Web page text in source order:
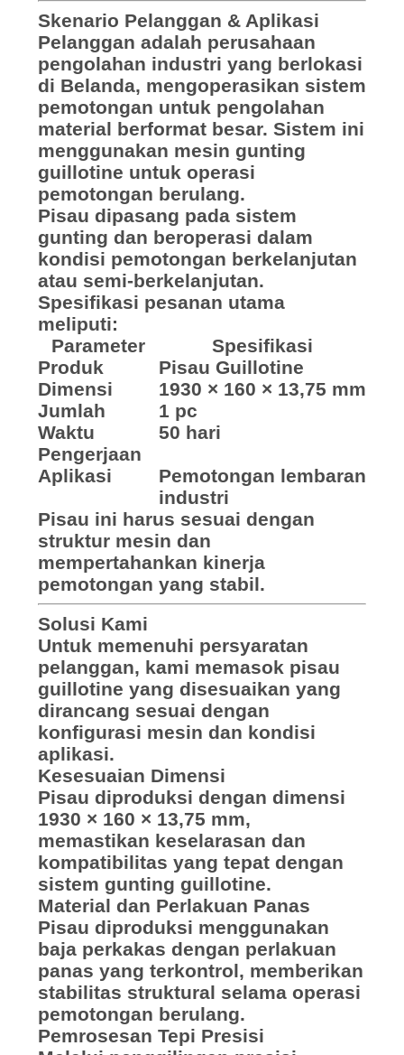
Skenario Pelanggan & Aplikasi
Pelanggan adalah perusahaan
pengolahan industri yang berlokasi
di Belanda, mengoperasikan sistem
pemotongan untuk pengolahan
material berformat besar. Sistem ini
menggunakan mesin gunting
guillotine untuk operasi
pemotongan berulang.
Pisau dipasang pada sistem
gunting dan beroperasi dalam
kondisi pemotongan berkelanjutan
atau semi-berkelanjutan.
Spesifikasi pesanan utama
meliputi:
Parameter
Spesifikasi
Produk
Pisau Guillotine
Dimensi
1930 × 160 × 13,75 mm
Jumlah
1 pc
Waktu
Pengerjaan
50 hari
Aplikasi
Pemotongan lembaran
industri
Pisau ini harus sesuai dengan
struktur mesin dan
mempertahankan kinerja
pemotongan yang stabil.
Solusi Kami
Untuk memenuhi persyaratan
pelanggan, kami memasok pisau
guillotine yang disesuaikan yang
dirancang sesuai dengan
konfigurasi mesin dan kondisi
aplikasi.
Kesesuaian Dimensi
Pisau diproduksi dengan dimensi
1930 × 160 × 13,75 mm,
memastikan keselarasan dan
kompatibilitas yang tepat dengan
sistem gunting guillotine.
Material dan Perlakuan Panas
Pisau diproduksi menggunakan
baja perkakas dengan perlakuan
panas yang terkontrol, memberikan
stabilitas struktural selama operasi
pemotongan berulang.
Pemrosesan Tepi Presisi